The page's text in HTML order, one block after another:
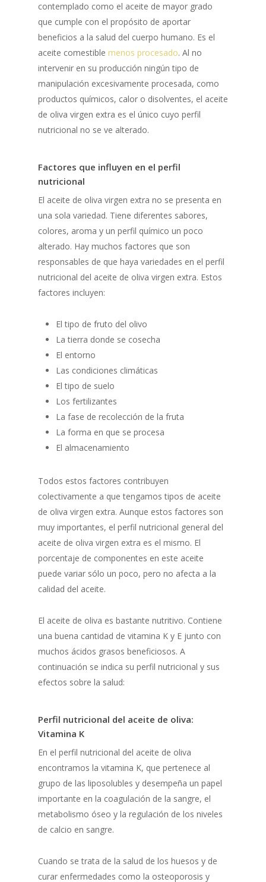
contemplado como el aceite de mayor grado
que cumple con el propósito de aportar
beneficios a la salud del cuerpo humano. Es el
aceite comestible menos procesado. Al no
intervenir en su producción ningún tipo de
manipulación excesivamente procesada, como
productos químicos, calor o disolventes, el aceite
de oliva virgen extra es el único cuyo perfil
nutricional no se ve alterado.
Factores que influyen en el perfil
nutricional
El aceite de oliva virgen extra no se presenta en
una sola variedad. Tiene diferentes sabores,
colores, aroma y un perfil químico un poco
alterado. Hay muchos factores que son
responsables de que haya variedades en el perfil
nutricional del aceite de oliva virgen extra. Estos
factores incluyen:
El tipo de fruto del olivo
La tierra donde se cosecha
El entorno
Las condiciones climáticas
El tipo de suelo
Los fertilizantes
La fase de recolección de la fruta
La forma en que se procesa
El almacenamiento
Todos estos factores contribuyen
colectivamente a que tengamos tipos de aceite
de oliva virgen extra. Aunque estos factores son
muy importantes, el perfil nutricional general del
aceite de oliva virgen extra es el mismo. El
porcentaje de componentes en este aceite
puede variar sólo un poco, pero no afecta a la
calidad del aceite.
El aceite de oliva es bastante nutritivo. Contiene
una buena cantidad de vitamina K y E junto con
muchos ácidos grasos beneficiosos. A
continuación se indica su perfil nutricional y sus
efectos sobre la salud:
Perfil nutricional del aceite de oliva:
Vitamina K
En el perfil nutricional del aceite de oliva
encontramos la vitamina K, que pertenece al
grupo de las liposolubles y desempeña un papel
importante en la coagulación de la sangre, el
metabolismo óseo y la regulación de los niveles
de calcio en sangre.
Cuando se trata de la salud de los huesos y de
curar enfermedades como la osteoporosis y